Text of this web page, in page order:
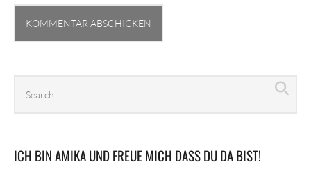
archives
ICH BIN AMIKA UND FREUE MICH DASS DU DA BIST!